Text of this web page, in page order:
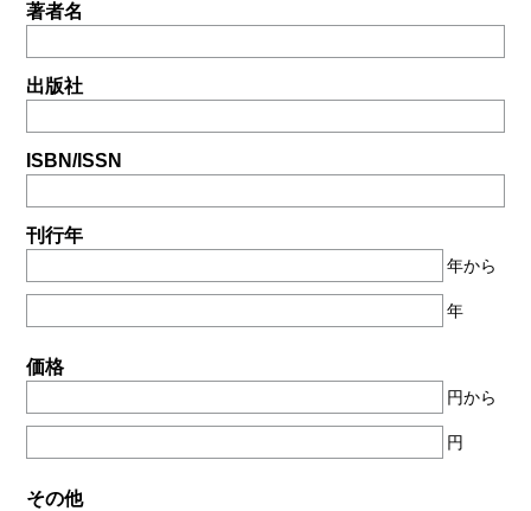
著者名
出版社
ISBN/ISSN
刊行年
年から
年
価格
円から
円
その他